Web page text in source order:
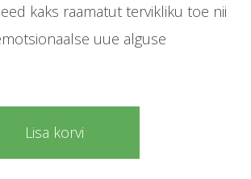
kaks raamatut tervikliku toe nii
uue alguse
Lisa korvi